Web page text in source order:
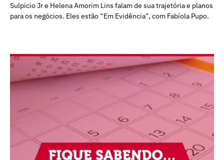
Sulpicio Jr e Helena Amorim Lins falam de sua trajetória e planos
para os negócios. Eles estão “Em Evidência”, com Fabíola Pupo.